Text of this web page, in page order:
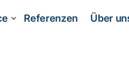
Referenzen Über